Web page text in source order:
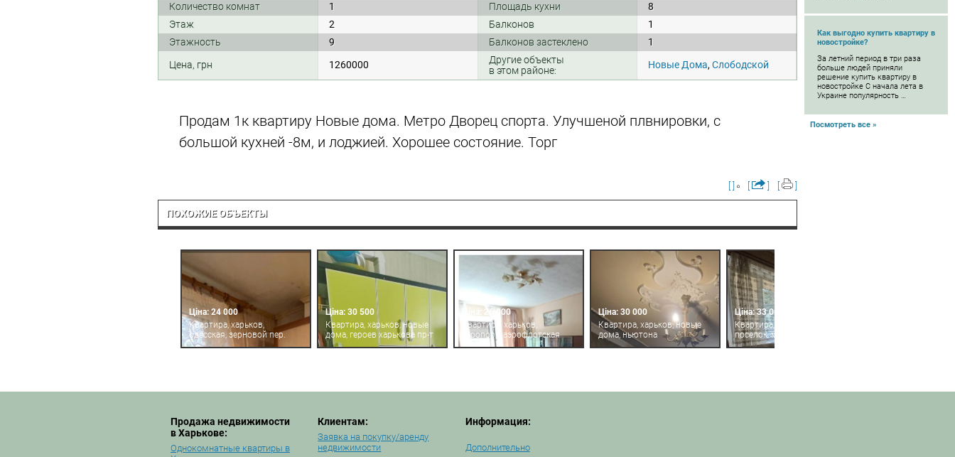
Как выгодно купить квартиру в
новостройке?
За летний период в три раза
больше людей приняли
решение купить квартиру в
новостройке С начала лета в
Украине популярность …
Посмотреть все »
Количество комнат 1 Площадь кухни
8
Этаж
2 Балконов
1
Этажность
9 Балконов застеклено
1
Цена, грн
1260000
Другие объекты
в этом районе:
Новые Дома, Слободской
Продам 1к квартиру Новые дома. Метро Дворец спорта. Улучшеной плвнировки, с
большой кухней -8м, и лоджией. Хорошее состояние. Торг
ПОХОЖИЕ ОБЪЕКТЫ
Ціна: 24 000
Квартира, харьков,
одесская, зерновой пер.
Ціна: 30 500
Квартира, харьков, новые
дома, героев харькова пр-т
Ціна: 26 000
Квартира, харьков,
аэропорт, аэрофлотская
Ціна: 30 000
Квартира, харьков, новые
дома, ньютона
Ціна: 33 000
Квартира, харьков, артема
поселок, морозова
Продажа недвижимости
в Харькове:
Однокомнатные квартиры в
Клиентам:
Заявка на покупку/аренду
недвижимости
Информация:
Дополнительно